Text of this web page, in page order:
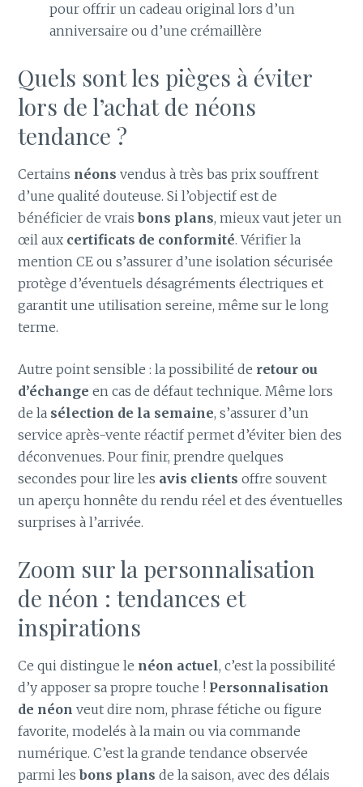
pour offrir un cadeau original lors d’un
anniversaire ou d’une crémaillère
Quels sont les pièges à éviter
lors de l’achat de néons
tendance ?
Certains néons vendus à très bas prix souffrent
d’une qualité douteuse. Si l’objectif est de
bénéficier de vraisbons plans, mieux vaut jeter un
œil aux certificats de conformité. Vérifier la
mention CE ou s’assurer d’une isolation sécurisée
protège d’éventuels désagréments électriques et
garantit une utilisation sereine, même sur le long
terme.
Autre point sensible : la possibilité de retour ou
d’échange en cas de défaut technique. Même lors
de la sélection de la semaine, s’assurer d’un
service après-vente réactif permet d’éviter bien des
déconvenues. Pour finir, prendre quelques
secondes pour lire les avis clients offre souvent
un aperçu honnête du rendu réel et des éventuelles
surprises à l’arrivée.
Zoom sur la personnalisation
de néon : tendances et
inspirations
Ce qui distingue le néon actuel, c’est la possibilité
d’y apposer sa propre touche ! Personnalisation
de néon veut dire nom, phrase fétiche ou figure
favorite, modelés à la main ou via commande
numérique. C’est la grande tendance observée
parmi lesbons plans de la saison, avec des délais